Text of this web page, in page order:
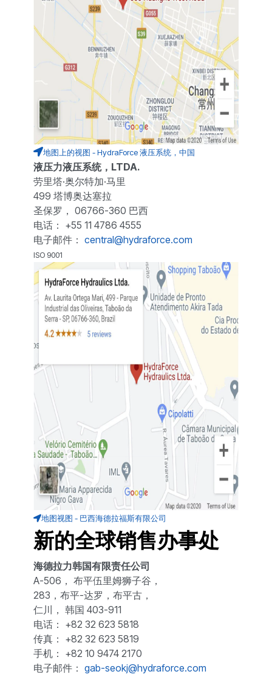
地图上的视图 - HydraForce 液压系统，中国
液压力液压系统，LTDA.
劳里塔·奥尔特加·马里
499 塔博奥达塞拉
圣保罗， 06766-360 巴西
电话： +55 11 4786 4555
电子邮件： central@hydraforce.com
ISO 9001
地图视图 - 巴西海德拉福斯有限公司
新的全球销售办事处
海德拉力韩国有限责任公司
A-506， 布平伍里姆狮子谷，
283，布平-达罗，布平古，
仁川， 韩国 403-911
电话： +82 32 623 5818
传真： +82 32 623 5819
手机： +82 10 9474 2170
电子邮件： gab-seokj@hydraforce.com